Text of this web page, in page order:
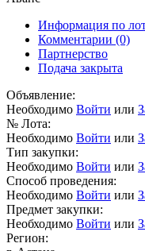
Информация по
Комментарии (0)
Партнерство
Подача закрыта
Объявление:
Необходимо Войти или
№ Лота:
Необходимо Войти или
Тип закупки:
Необходимо Войти или
Способ проведения:
Необходимо Войти или
Предмет закупки:
Необходимо Войти или
Регион: